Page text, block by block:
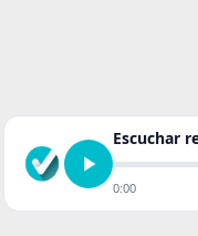
Escuchar
0:00